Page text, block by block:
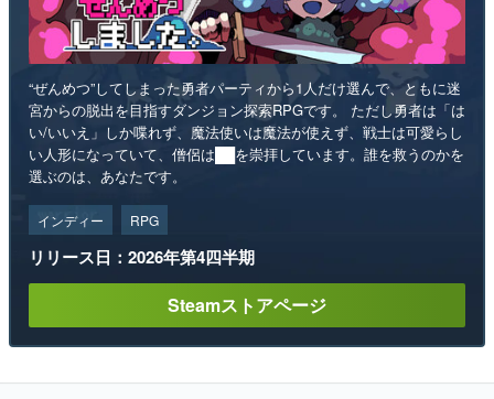
“ぜんめつ”してしまった勇者パーティから1人だけ選んで、ともに迷
宮からの脱出を目指すダンジョン探索RPGです。 ただし勇者は「は
い/いいえ」しか喋れず、魔法使いは魔法が使えず、戦士は可愛らし
い人形になっていて、僧侶は██を崇拝しています。誰を救うのかを
選ぶのは、あなたです。
インディー RPG
リリース日：2026年第4四半期
Steamストアページ